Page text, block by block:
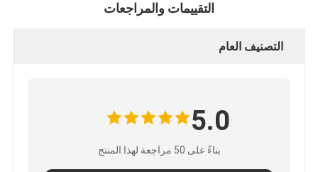
شريط من القماش الزجاجي المصنوع من رقائق الألومنيوم
ورق الكرافت ذو الوجه احباط
شريط لاصق من القماش
التقييمات والمراجعات
التصنيف العام
5.0
بناءً على 50 مراجعة لهذا المنتج